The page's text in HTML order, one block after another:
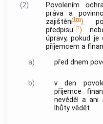
(2)
Povolením
práva a
zajištění1m)
předpisu1h)
úpravy, pokud
příjemcem a
a)
před dnem
b)
v den
příjemce
nevěděl a ani
lhůty vědět.